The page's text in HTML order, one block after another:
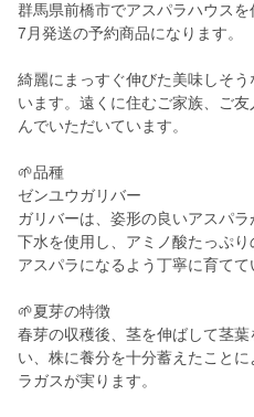
群馬県前橋市でアスパラハウスを
7月発送の予約商品になります。
綺麗にまっすぐ伸びた美味しそ
います。遠くに住むご家族、ご
んでいただいています。
🌱品種
ゼンユウガリバー
ガリバーは、姿形の良いアスパ
下水を使用し、アミノ酸たっぷ
アスパラになるよう丁寧に育てて
🌱夏芽の特徴
春芽の収穫後、茎を伸ばして茎
い、株に養分を十分蓄えたこと
ラガスが実ります。